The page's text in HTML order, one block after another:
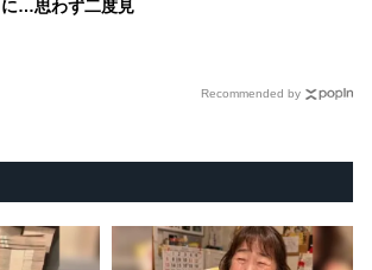
に…思わず二度見
Recommended by